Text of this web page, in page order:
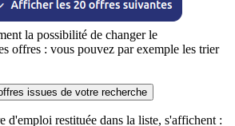
la possibilité de changer le
offres : vous pouvez par exemple les trier
issues de votre recherche
d'emploi restituée dans la liste, s'affichent :